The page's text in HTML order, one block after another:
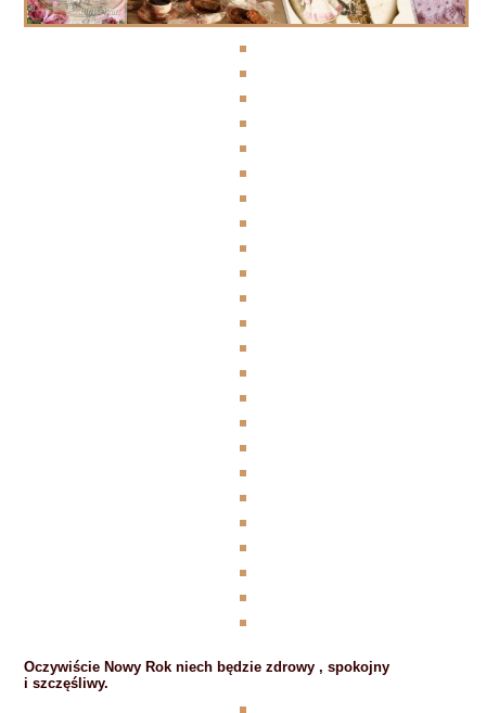
Oczywiście Nowy Rok niech będzie zdrowy , spokojny
i szczęśliwy.